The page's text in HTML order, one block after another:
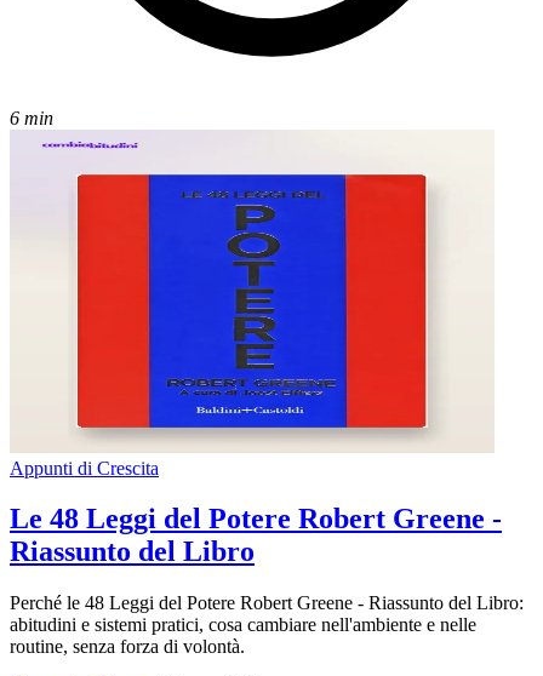
6 min
Appunti di Crescita
Le 48 Leggi del Potere Robert Greene -
Riassunto del Libro
Perché le 48 Leggi del Potere Robert Greene - Riassunto del Libro:
abitudini e sistemi pratici, cosa cambiare nell'ambiente e nelle
routine, senza forza di volontà.